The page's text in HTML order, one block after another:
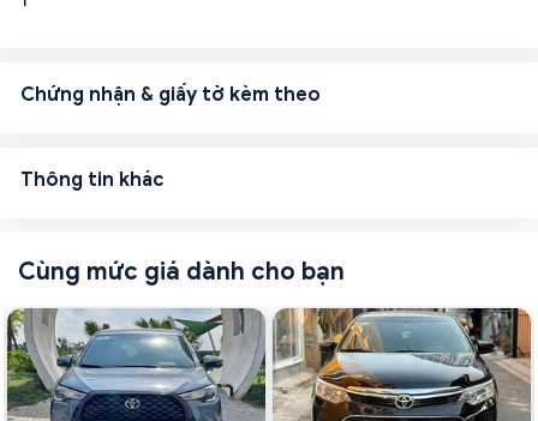
Chứng nhận & giấy tờ kèm theo
Thông tin khác
Cùng mức giá dành cho bạn